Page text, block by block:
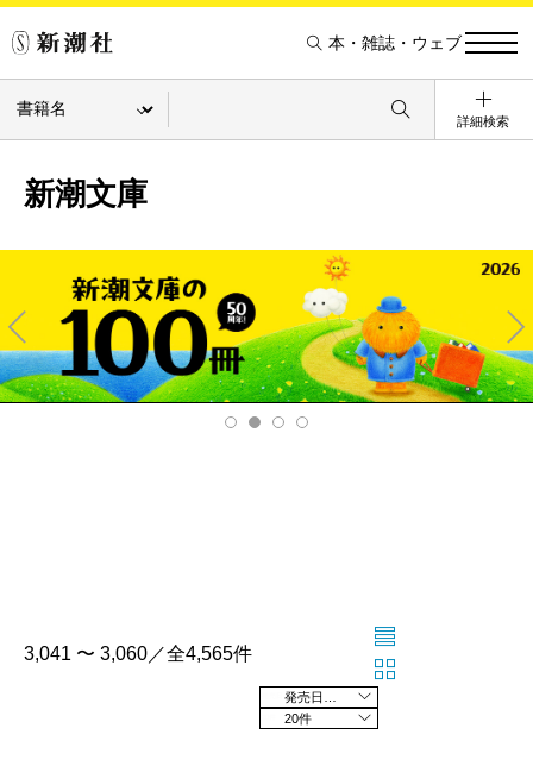
本・雑誌・ウェブ
詳細検索
新潮文庫
Pre
v
Ne
xt
3,041 〜 3,060／全4,565件
20件